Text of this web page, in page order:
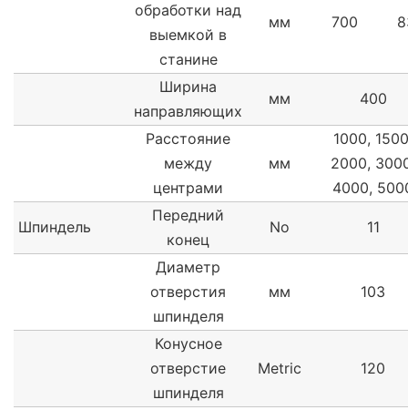
обработки над
выемкой в
станине
мм 700
Ширина
направляющих
мм 400
Расстояние
между
центрами
мм
1000,
2000,
4000,
Шпиндель
Передний
конец
No 11
Диаметр
отверстия
шпинделя
мм 103
Конусное
отверстие
шпинделя
Metric 120